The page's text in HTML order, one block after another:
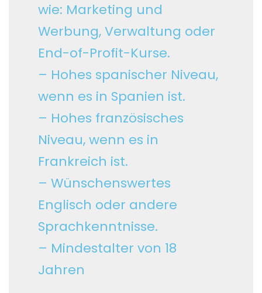
wie: Marketing und
Werbung, Verwaltung oder
End-of-Profit-Kurse.
– Hohes spanischer Niveau,
wenn es in Spanien ist.
– Hohes französisches
Niveau, wenn es in
Frankreich ist.
– Wünschenswertes
Englisch oder andere
Sprachkenntnisse.
– Mindestalter von 18
Jahren